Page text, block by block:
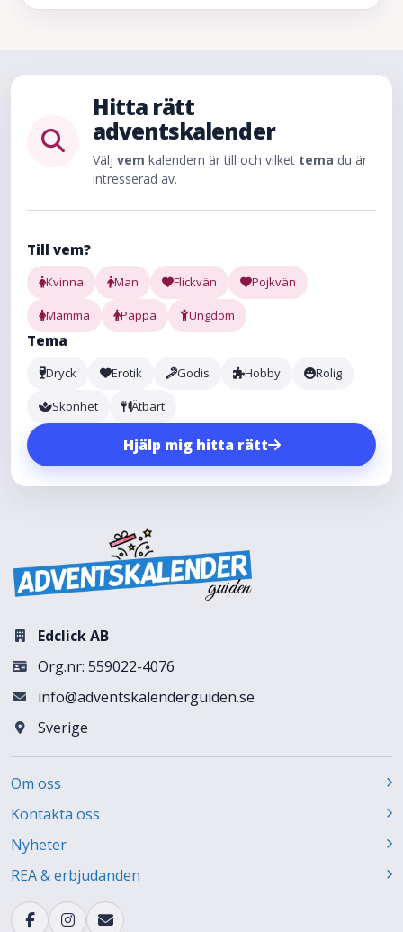
Hitta rätt
adventskalender
Välj vem kalendern är till och vilket tema du är
intresserad av.
Till vem?
Kvinna Man Flickvän Pojkvän
Mamma Pappa Ungdom
Tema
Dryck Erotik Godis Hobby Rolig
Skönhet Ätbart
Hjälp mig hitta rätt
Edclick AB
Org.nr: 559022-4076
info@adventskalenderguiden.se
Sverige
Om oss
Kontakta oss
Nyheter
REA & erbjudanden